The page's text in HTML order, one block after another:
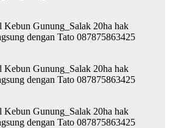
Kebun Gunung_Salak 20ha hak
dengan Tato 087875863425
Kebun Gunung_Salak 20ha hak
dengan Tato 087875863425
Kebun Gunung_Salak 20ha hak
dengan Tato 087875863425